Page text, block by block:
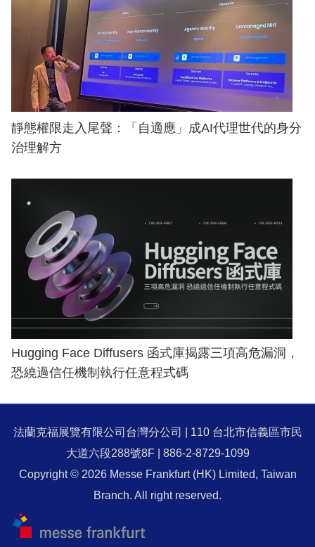
靜態權限走入尾聲：「自適應」成AI代理世代的身分
治理解方
Hugging Face Diffusers 函式庫揭露三項高危漏洞，
恐繞過信任機制執行任意程式碼
法蘭克福展覽有限公司台灣分公司 | 110 台北市信義區市民
大道六段288號8F | 886-2-8729-1099
Copyright © 2026 Messe Frankfurt (HK) Limited, Taiwan
Branch. All right reserved.